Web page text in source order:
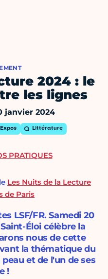
2024 : le
les lignes
janvier 2024
Expos Littérature
Les Nuits de la Lecture
de Paris
LSF/FR. Samedi 20
Éloi célèbre la
nous de cette
la thématique du
et de l'un de ses
!
PRATIQUES